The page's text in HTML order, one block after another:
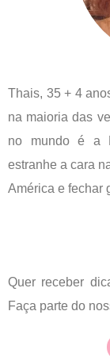
Thais, 35 + 4
na maioria das
no mundo é a
estranhe a cara
América e fechar
Quer receber
Faça parte do